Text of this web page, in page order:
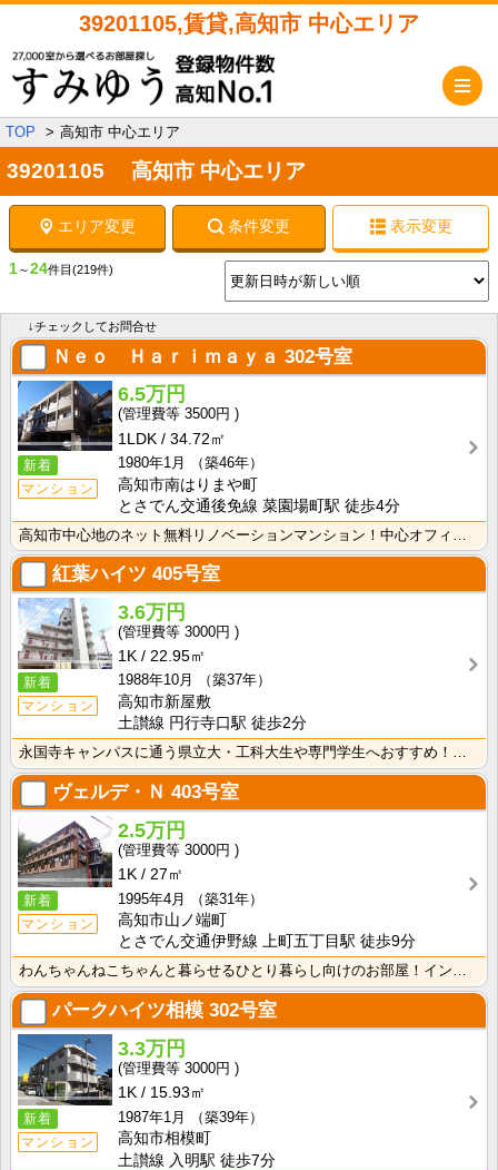
39201105,賃貸,高知市 中心エリア
TOP 高知市 中心エリア
39201105 高知市 中心エリア
エリア変更 条件変更 表示変更
1～24件目 (219件)
↓チェックしてお問合せ
Ｎｅｏ Ｈａｒｉｍａｙａ 302号室
新着
マンション
6.5万円
3500円
1LDK
34.72㎡
1980年1月
（築46年）
高知市南はりまや町
とさでん交通後免線 菜園場町駅 徒歩4分
高知市中心地のネット無料リノベーションマンション！中心オフィス街に通勤・通学の方におすすめ！インター･･･
紅葉ハイツ 405号室
新着
マンション
3.6万円
3000円
1K
22.95㎡
1988年10月
（築37年）
高知市新屋敷
土讃線 円行寺口駅 徒歩2分
永国寺キャンパスに通う県立大・工科大生や専門学生へおすすめ！ＪＲ円行寺駅徒歩圏内！敷金・礼金無し！エ･･･
ヴェルデ・Ｎ 403号室
新着
マンション
2.5万円
3000円
1K
27㎡
1995年4月
（築31年）
高知市山ノ端町
とさでん交通伊野線 上町五丁目駅 徒歩9分
わんちゃんねこちゃんと暮らせるひとり暮らし向けのお部屋！インターネット月額接続使用無料なので、月々の･･･
パークハイツ相模 302号室
新着
マンション
3.3万円
3000円
1K
15.93㎡
1987年1月
（築39年）
高知市相模町
土讃線 入明駅 徒歩7分